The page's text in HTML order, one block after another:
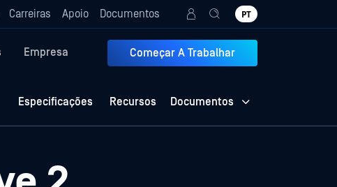
Carreiras Apoio Documentos PT
Empresa Começar A Trabalhar
Especificações Recursos Documentos